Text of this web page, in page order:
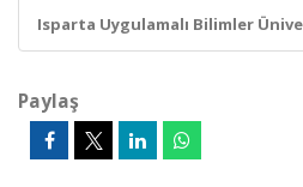
Isparta Uygulamalı Bilimler
Paylaş